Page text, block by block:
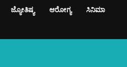
ಜ್ಯೋತಿಷ್ಯ ಆರೋಗ್ಯ ಸಿನಿಮಾ